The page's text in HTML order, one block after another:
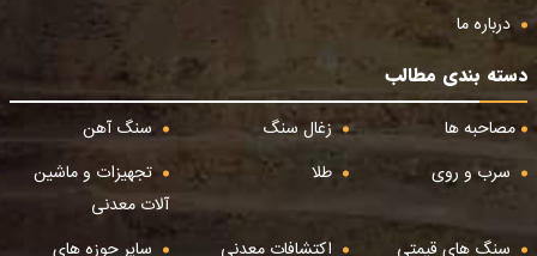
درباره ما
دسته بندی مطالب
مصاحبه ها
زغال سنگ
سنگ آهن
سرب و روی
طلا
تجهیزات و ماشین
آلات معدنی